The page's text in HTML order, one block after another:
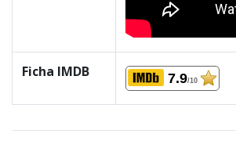
Ficha IMDB 7.9/10